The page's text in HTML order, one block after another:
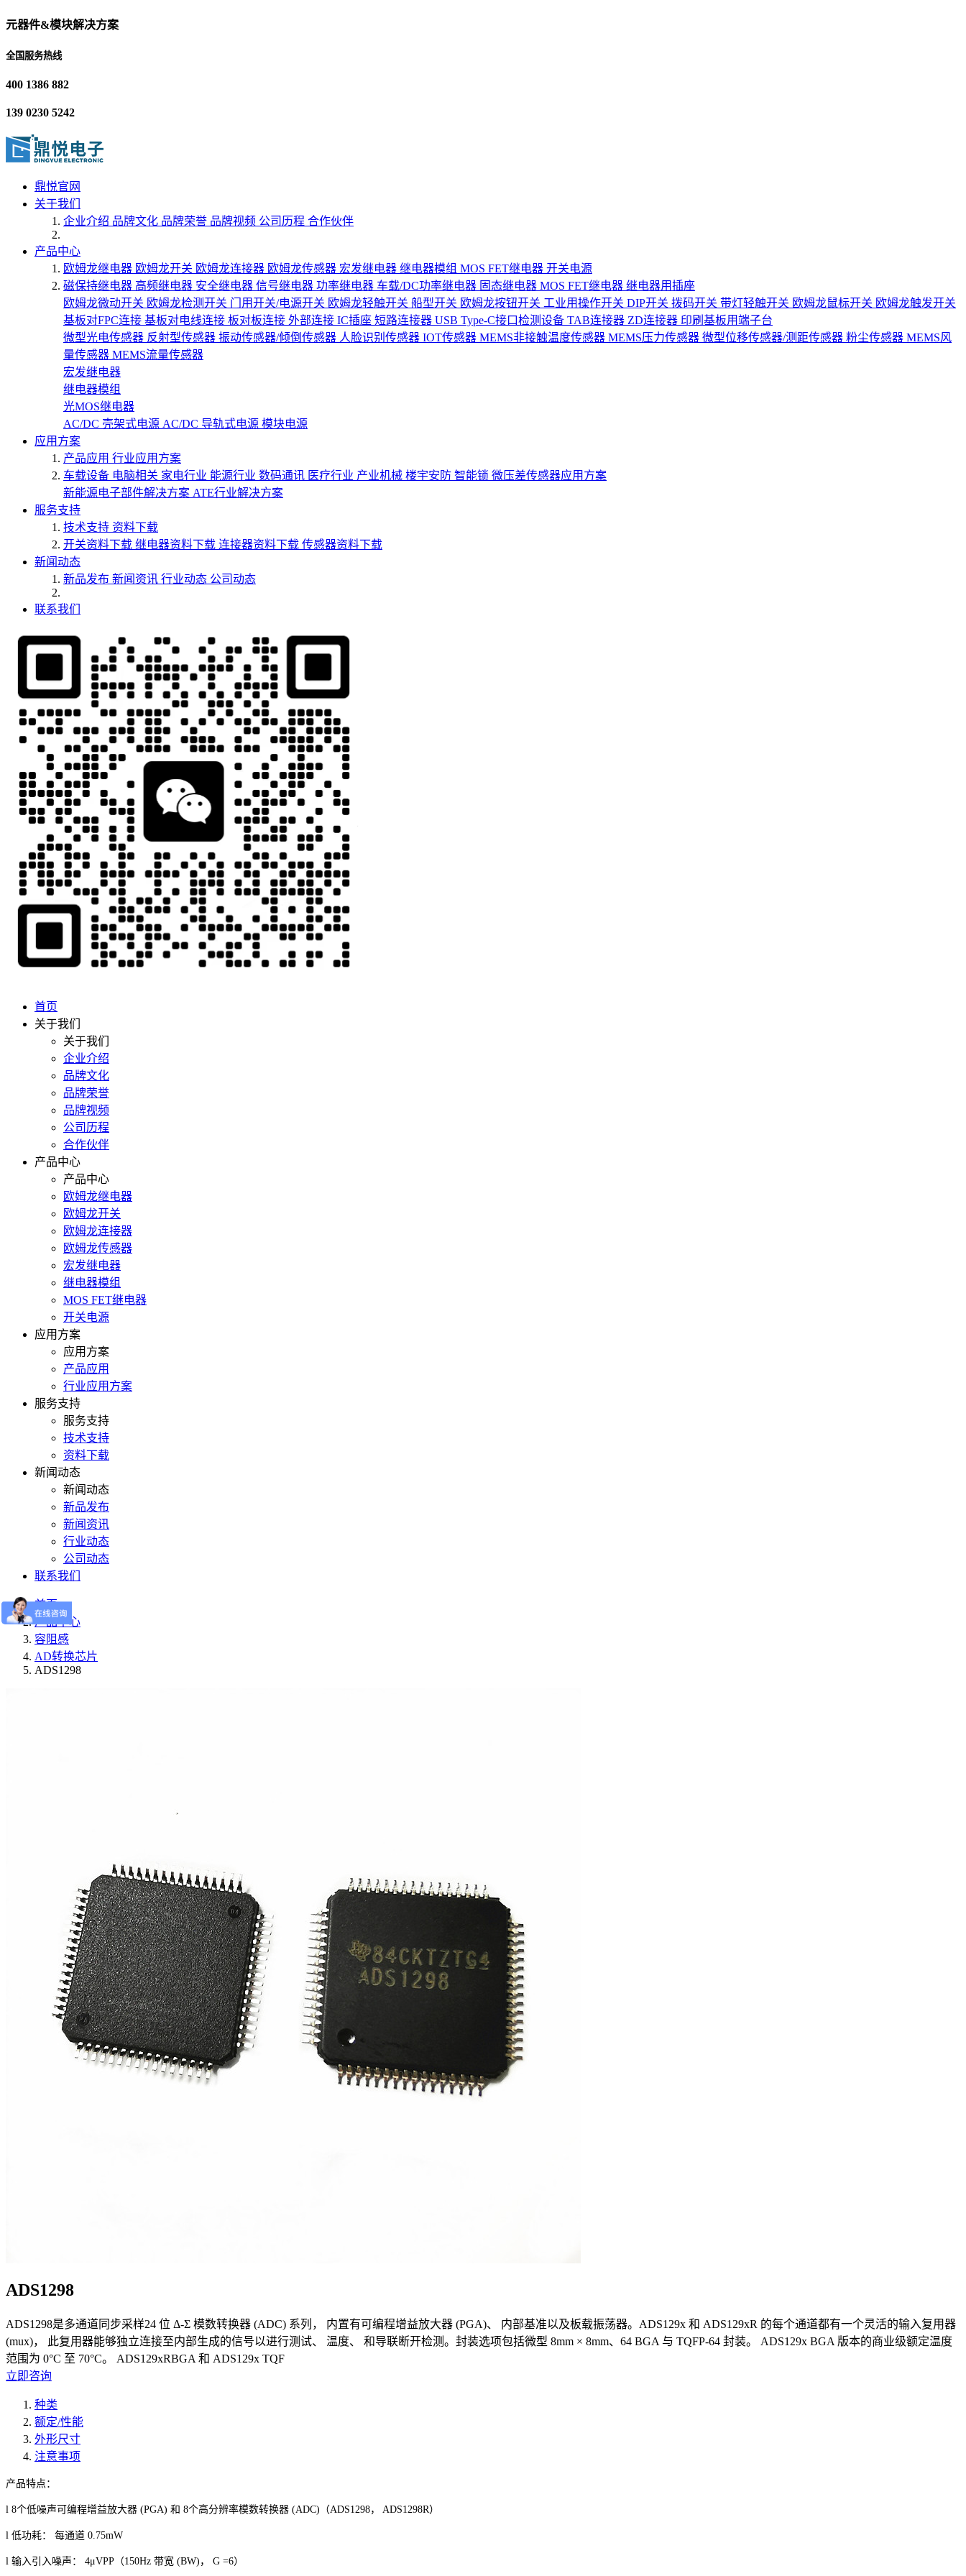
元器件&模块解决方案
全国服务热线
400 1386 882
139 0230 5242
鼎悦官网
关于我们
企业介绍 品牌文化 品牌荣誉 品牌视频 公司历程 合作伙伴
产品中心
欧姆龙继电器 欧姆龙开关 欧姆龙连接器 欧姆龙传感器 宏发继电器 继电器模组 MOS FET继电器 开关电源
磁保持继电器 高频继电器 安全继电器 信号继电器 功率继电器 车载/DC功率继电器 固态继电器 MOS FET继电器 继电器用插座
欧姆龙微动开关 欧姆龙检测开关 门用开关/电源开关 欧姆龙轻触开关 船型开关 欧姆龙按钮开关 工业用操作开关 DIP开关 拨码开关 带灯轻触开关 欧姆龙鼠标开关 欧姆龙触发开关
基板对FPC连接 基板对电线连接 板对板连接 外部连接 IC插座 短路连接器 USB Type-C接口检测设备 TAB连接器 ZD连接器 印刷基板用端子台
微型光电传感器 反射型传感器 振动传感器/倾倒传感器 人脸识别传感器 IOT传感器 MEMS非接触温度传感器 MEMS压力传感器 微型位移传感器/测距传感器 粉尘传感器 MEMS风
量传感器 MEMS流量传感器
宏发继电器
继电器模组
光MOS继电器
AC/DC 壳架式电源 AC/DC 导轨式电源 模块电源
应用方案
产品应用 行业应用方案
车载设备 电脑相关 家电行业 能源行业 数码通讯 医疗行业 产业机械 楼宇安防 智能锁 微压差传感器应用方案
新能源电子部件解决方案 ATE行业解决方案
服务支持
技术支持 资料下载
开关资料下载 继电器资料下载 连接器资料下载 传感器资料下载
新闻动态
新品发布 新闻资讯 行业动态 公司动态
联系我们
首页
关于我们
关于我们
企业介绍
品牌文化
品牌荣誉
品牌视频
公司历程
合作伙伴
产品中心
产品中心
欧姆龙继电器
欧姆龙开关
欧姆龙连接器
欧姆龙传感器
宏发继电器
继电器模组
MOS FET继电器
开关电源
应用方案
应用方案
产品应用
行业应用方案
服务支持
服务支持
技术支持
资料下载
新闻动态
新闻动态
新品发布
新闻资讯
行业动态
公司动态
联系我们
首页
产品中心
容阻感
AD转换芯片
ADS1298
ADS1298
ADS1298是多通道同步采样24 位 Δ-Σ 模数转换器 (ADC) 系列， 内置有可编程增益放大器 (PGA)、 内部基准以及板载振荡器。ADS129x 和 ADS129xR 的每个通道都有一个灵活的输入复用器
(mux)， 此复用器能够独立连接至内部生成的信号以进行测试、 温度、 和导联断开检测。封装选项包括微型 8mm × 8mm、64 BGA 与 TQFP-64 封装。 ADS129x BGA 版本的商业级额定温度
范围为 0°C 至 70°C。 ADS129xRBGA 和 ADS129x TQF
立即咨询
种类
额定/性能
外形尺寸
注意事项
产品特点：
l 8个低噪声可编程增益放大器 (PGA) 和 8个高分辨率模数转换器 (ADC)（ADS1298， ADS1298R）
l 低功耗： 每通道 0.75mW
l 输入引入噪声： 4μVPP（150Hz 带宽 (BW) ， G =6）